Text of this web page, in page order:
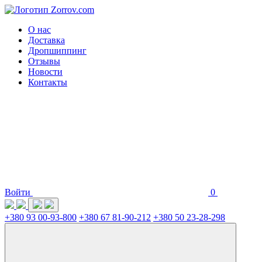
О нас
Доставка
Дропшиппинг
Отзывы
Новости
Контакты
Войти 0
+380 93 00-93-800 +380 67 81-90-212 +380 50 23-28-298